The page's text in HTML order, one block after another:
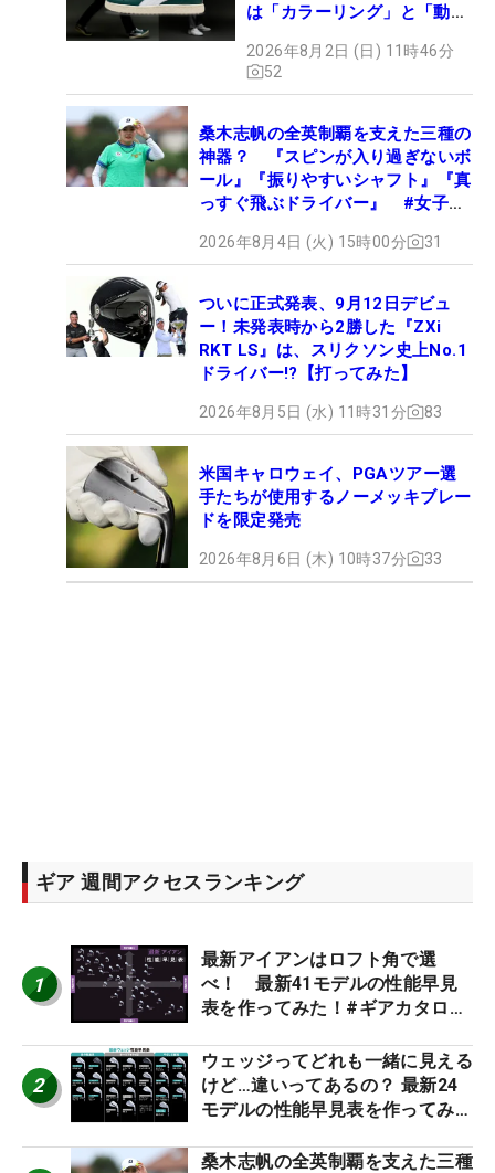
は「カラーリング」と「動き
2026年8月2日 (日) 11時46分
52
桑木志帆の全英制覇を支えた三種の
神器？ 『スピンが入り過ぎないボ
ール』『振りやすいシャフト』『真
っすぐ飛ぶドライバー』 #女子プ
2026年8月4日 (火) 15時00分 31
ついに正式発表、9月12日デビュ
ー！未発表時から2勝した『ZXi
RKT LS』は、スリクソン史上No.1
ドライバー!?【打ってみた】
2026年8月5日 (水) 11時31分 83
米国キャロウェイ、PGAツアー選
手たちが使用するノーメッキブレー
ドを限定発売
2026年8月6日 (木) 10時37分 33
ギア 週間アクセスランキング
1
最新アイアンはロフト角で選
べ！ 最新41モデルの性能早見
表を作ってみた！#ギアカタログ
2
ウェッジってどれも一緒に見える
けど…違いってあるの？ 最新24
モデルの性能早見表を作ってみ
桑木志帆の全英制覇を支えた三種